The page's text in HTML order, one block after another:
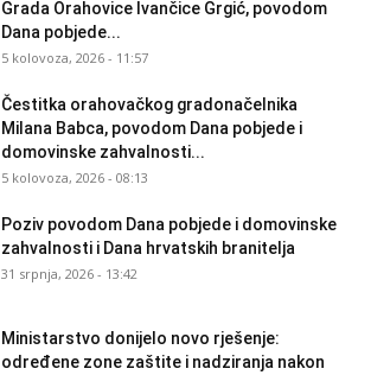
Grada Orahovice Ivančice Grgić, povodom
Dana pobjede...
5 kolovoza, 2026 - 11:57
Čestitka orahovačkog gradonačelnika
Milana Babca, povodom Dana pobjede i
domovinske zahvalnosti...
5 kolovoza, 2026 - 08:13
Poziv povodom Dana pobjede i domovinske
zahvalnosti i Dana hrvatskih branitelja
31 srpnja, 2026 - 13:42
Ministarstvo donijelo novo rješenje:
određene zone zaštite i nadziranja nakon